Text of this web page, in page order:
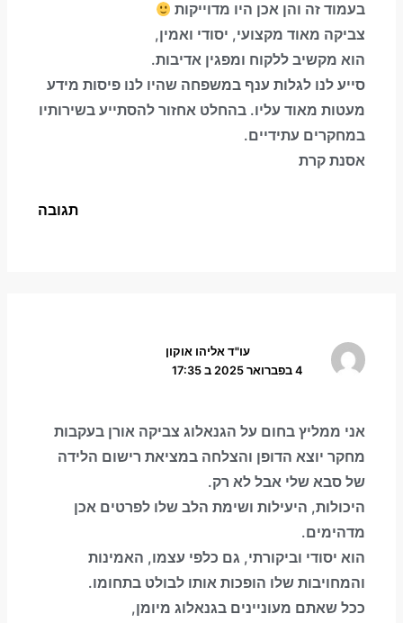
בעמוד זה והן אכן היו מדוייקות
צביקה מאוד מקצועי, יסודי ואמין,
הוא מקשיב ללקוח ומפגין אדיבות.
סייע לנו לגלות ענף במשפחה שהיו לנו פיסות מידע
מעטות מאוד עליו. בהחלט אחזור להסתייע בשירותיו
במחקרים עתידיים.
אסנת קרת
תגובה
עו"ד אליהו אוקון
4 בפברואר 2025 ב 17:35
אני ממליץ בחום על הגנאלוג צביקה אורן בעקבות
מחקר יוצא הדופן והצלחה במציאת רישום הלידה
של סבא שלי אבל לא רק.
היכולות, היעילות ושימת הלב שלו לפרטים אכן
מדהימים.
הוא יסודי וביקורתי, גם כלפי עצמו, האמינות
והמחויבות שלו הופכות אותו לבולט בתחומו.
ככל שאתם מעוניינים בגנאלוג מיומן,